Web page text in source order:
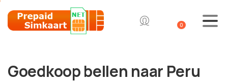
0
Goedkoop bellen naar Peru